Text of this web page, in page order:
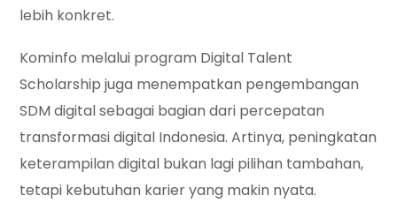
lebih konkret.
Kominfo melalui program Digital Talent
Scholarship juga menempatkan pengembangan
SDM digital sebagai bagian dari percepatan
transformasi digital Indonesia. Artinya, peningkatan
keterampilan digital bukan lagi pilihan tambahan,
tetapi kebutuhan karier yang makin nyata.